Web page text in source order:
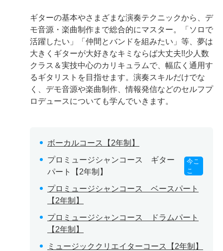
ギターの基本やさまざまな演奏テクニックから、デ
モ音源・楽曲制作まで総合的にマスター。「ソロで
活躍したい」「仲間とバンドを組みたい」等、夢は
大きくギターが大好きなキミならば大丈夫!!少人数
クラス＆実技中心のカリキュラムで、幅広く通用す
るギタリストを目指せます。演奏スキルだけでな
く、デモ音源や楽曲制作、情報発信などのセルフプ
ロデュースについても学んでいきます。
ボーカルコース【2年制】
プロミュージシャンコース ギター
パート【2年制】
今こ
こ
プロミュージシャンコース ベースパート
【2年制】
プロミュージシャンコース ドラムパート
【2年制】
ミュージッククリエイターコース【2年制】